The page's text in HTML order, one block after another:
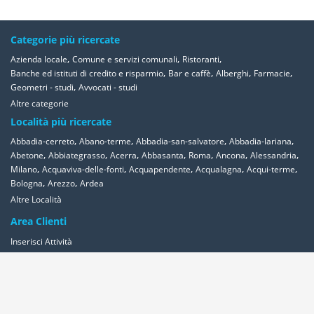
Categorie più ricercate
Azienda locale, Comune e servizi comunali, Ristoranti,
Banche ed istituti di credito e risparmio, Bar e caffè, Alberghi, Farmacie,
Geometri - studi, Avvocati - studi
Altre categorie
Località più ricercate
Abbadia-cerreto, Abano-terme, Abbadia-san-salvatore, Abbadia-lariana,
Abetone, Abbiategrasso, Acerra, Abbasanta, Roma, Ancona, Alessandria,
Milano, Acquaviva-delle-fonti, Acquapendente, Acqualagna, Acqui-terme,
Bologna, Arezzo, Ardea
Altre Località
Area Clienti
Inserisci Attività